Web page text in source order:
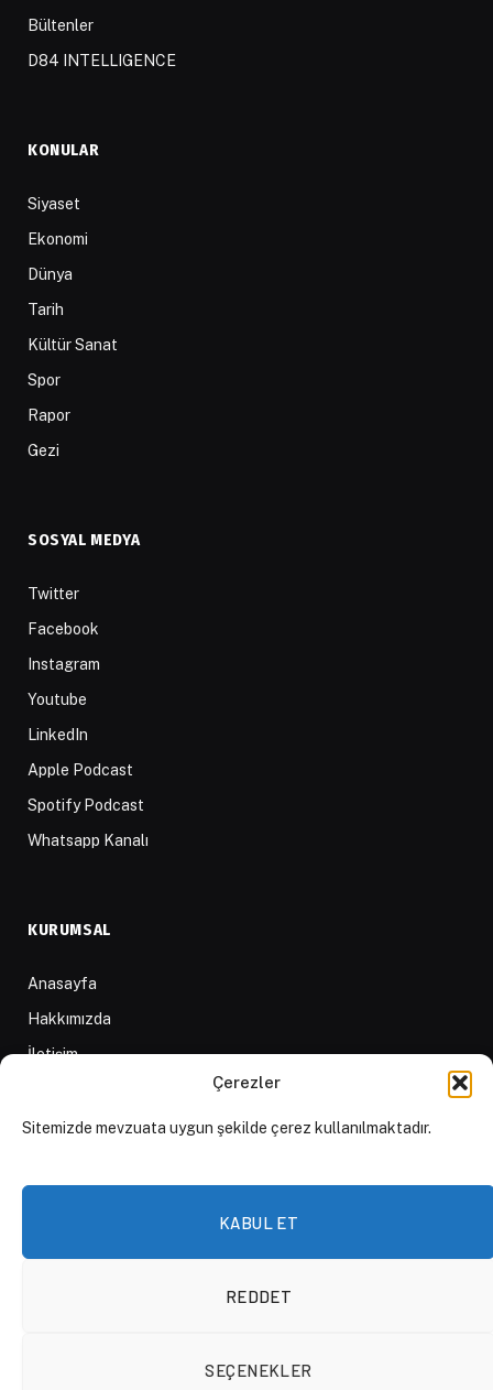
Çerezler
Sitemizde mevzuata uygun şekilde çerez kullanılmaktadır.
KABUL ET
REDDET
SEÇENEKLER
Bültenler
D84 INTELLIGENCE
KONULAR
Siyaset
Ekonomi
Dünya
Tarih
Kültür Sanat
Spor
Rapor
Gezi
SOSYAL MEDYA
Twitter
Facebook
Instagram
Youtube
LinkedIn
Apple Podcast
Spotify Podcast
Whatsapp Kanalı
KURUMSAL
Anasayfa
Hakkımızda
İletişim
D84 Yayınları
Çerez Politikası